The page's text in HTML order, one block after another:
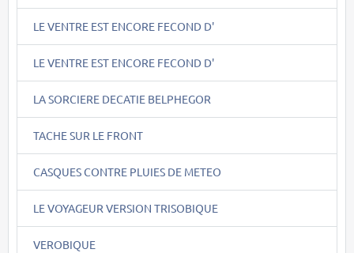
LE VENTRE EST ENCORE FECOND D'
LE VENTRE EST ENCORE FECOND D'
LA SORCIERE DECATIE BELPHEGOR
TACHE SUR LE FRONT
CASQUES CONTRE PLUIES DE METEO
LE VOYAGEUR VERSION TRISOBIQUE
VEROBIQUE